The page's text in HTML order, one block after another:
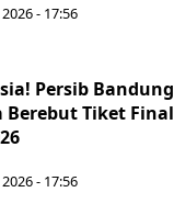
- 17:56
Persib Bandung
Berebut Tiket Final
- 17:56